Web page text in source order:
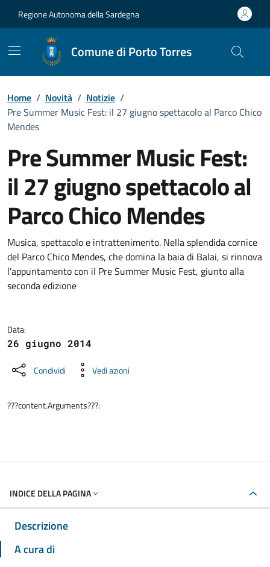
Regione Autonoma della Sardegna
Comune di Porto Torres
Home / Novità / Notizie /
Pre Summer Music Fest: il 27 giugno spettacolo al Parco Chico
Mendes
Pre Summer Music Fest:
il 27 giugno spettacolo al
Parco Chico Mendes
Dettagli della notizia
Musica, spettacolo e intrattenimento. Nella splendida cornice
del Parco Chico Mendes, che domina la baia di Balai, si rinnova
l’appuntamento con il Pre Summer Music Fest, giunto alla
seconda edizione
Data:
26 giugno 2014
Condividi Vedi azioni
???content.Arguments???:
INDICE DELLA PAGINA
Descrizione
A cura di